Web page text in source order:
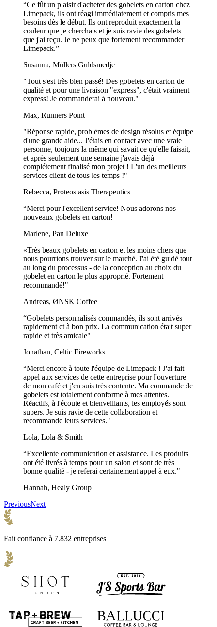
“Ce fût un plaisir d'acheter des gobelets en carton chez
Limepack, ils ont réagi immédiatement et compris mes
besoins dès le début. Ils ont reproduit exactement la
couleur que je cherchais et je suis ravie des gobelets
que j'ai reçu. Je ne peux que fortement recommander
Limepack.”
Susanna, Müllers Guldsmedje
"Tout s'est très bien passé! Des gobelets en carton de
qualité et pour une livraison "express", c'était vraiment
express! Je commanderai à nouveau."
Max, Runners Point
"Réponse rapide, problèmes de design résolus et équipe
d'une grande aide... J'étais en contact avec une vraie
personne, toujours la même qui savait ce qu'elle faisait,
et après seulement une semaine j'avais déjà
complétement finalisé mon projet ! L'un des meilleurs
services client de tous les temps !"
Rebecca, Proteostasis Therapeutics
“Merci pour l'excellent service! Nous adorons nos
nouveaux gobelets en carton!
Marlene, Pan Deluxe
«Très beaux gobelets en carton et les moins chers que
nous pourrions trouver sur le marché. J'ai été guidé tout
au long du processus - de la conception au choix du
gobelet en carton le plus approprié. Fortement
recommandé!"
Andreas, ØNSK Coffee
“Gobelets personnalisés commandés, ils sont arrivés
rapidement et à bon prix. La communication était super
rapide et très amicale"
Jonathan, Celtic Fireworks
“Merci encore à toute l'équipe de Limepack ! J'ai fait
appel aux services de cette entreprise pour l'ouverture
de mon café et j'en suis très contente. Ma commande de
gobelets est totalement conforme à mes attentes.
Réactifs, à l'écoute et bienveillants, les employés sont
supers. Je suis ravie de cette collaboration et
recommande leurs services."
Lola, Lola & Smith
“Excellente communication et assistance. Les produits
ont été livrés à temps pour un salon et sont de très
bonne qualité - je referai certainement appel à eux."
Hannah, Healy Group
PreviousNext
Fait confiance à 7.832 entreprises